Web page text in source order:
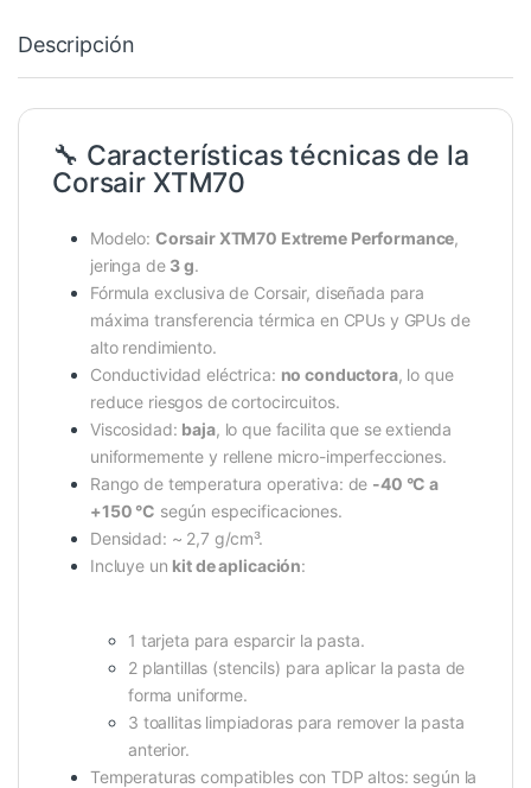
Descripción
🔧 Características técnicas de la
Corsair XTM70
Modelo: Corsair XTM70 Extreme Performance,
jeringa de 3 g.
Fórmula exclusiva de Corsair, diseñada para
máxima transferencia térmica en CPUs y GPUs de
alto rendimiento.
Conductividad eléctrica: no conductora, lo que
reduce riesgos de cortocircuitos.
Viscosidad: baja, lo que facilita que se extienda
uniformemente y rellene micro-imperfecciones.
Rango de temperatura operativa: de -40 °C a
+150 °C según especificaciones.
Densidad: ~ 2,7 g/cm³.
Incluye un kit de aplicación:
1 tarjeta para esparcir la pasta.
2 plantillas (stencils) para aplicar la pasta de
forma uniforme.
3 toallitas limpiadoras para remover la pasta
anterior.
Temperaturas compatibles con TDP altos: según la